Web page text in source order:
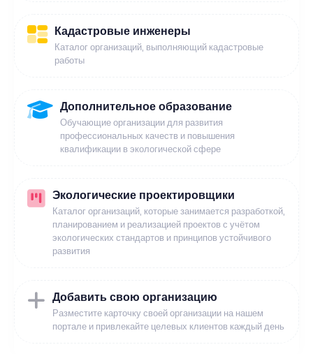
Кадастровые инженеры
Каталог организаций, выполняющий кадастровые
работы
Дополнительное образование
Обучающие организации для развития
профессиональных качеств и повышения
квалификации в экологической сфере
Экологические проектировщики
Каталог организаций, которые занимается разработкой,
планированием и реализацией проектов с учётом
экологических стандартов и принципов устойчивого
развития
Добавить свою организацию
Разместите карточку своей организации на нашем
портале и привлекайте целевых клиентов каждый день